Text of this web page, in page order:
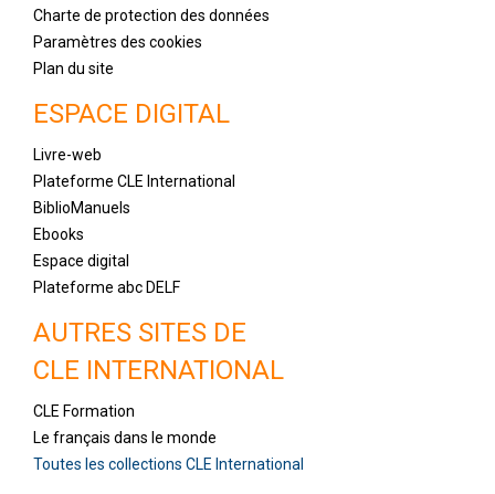
Charte de protection des données
Paramètres des cookies
Plan du site
ESPACE DIGITAL
Livre-web
Plateforme CLE International
BiblioManuels
Ebooks
Espace digital
Plateforme abc DELF
AUTRES SITES DE
CLE INTERNATIONAL
CLE Formation
Le français dans le monde
Toutes les collections CLE International